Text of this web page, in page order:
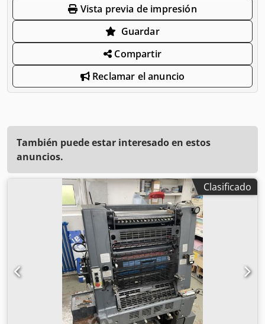
Vista previa de impresión
Guardar
Compartir
Reclamar el anuncio
También puede estar interesado en estos
anuncios.
Clasificado